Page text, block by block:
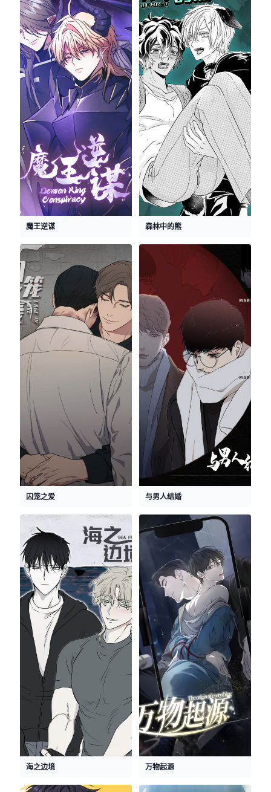
魔王逆谋 森林中的熊
囚笼之爱 与男人结婚
海之边境 万物起源